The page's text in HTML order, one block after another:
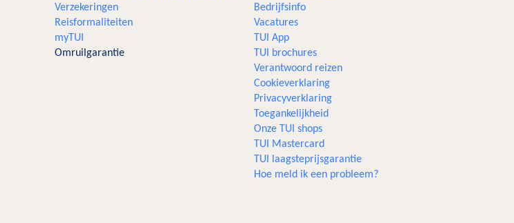
Verzekeringen
Reisformaliteiten
myTUI
Omruilgarantie
Bedrijfsinfo
Vacatures
TUI App
TUI brochures
Verantwoord reizen
Cookieverklaring
Privacyverklaring
Toegankelijkheid
Onze TUI shops
TUI Mastercard
TUI laagsteprijsgarantie
Hoe meld ik een probleem?